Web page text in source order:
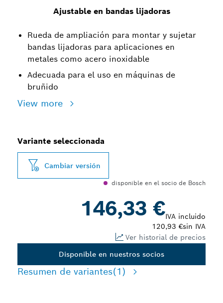
Ajustable en bandas lijadoras
Rueda de ampliación para montar y sujetar
bandas lijadoras para aplicaciones en
metales como acero inoxidable
Adecuada para el uso en máquinas de
bruñido
View more
Variante seleccionada
Cambiar versión
disponible en el socio de Bosch
146,33 €IVA incluido
120,93 €sin IVA
Ver historial de precios
Disponible en nuestros socios
Resumen de variantes(1)